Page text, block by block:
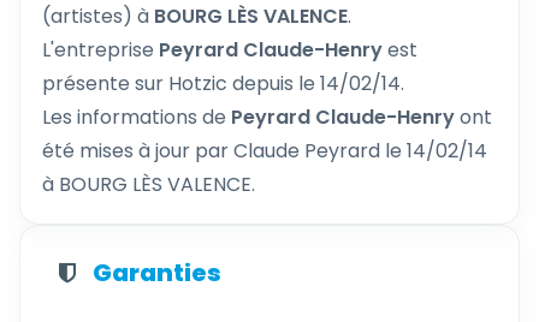
(artistes) à BOURG LÈS VALENCE.
L'entreprise Peyrard Claude-Henryest
présente sur Hotzic depuis le 14/02/14.
Les informations de Peyrard Claude-Henryont
été mises à jour par Claude Peyrard le 14/02/14
à BOURG LÈS VALENCE.
Garanties